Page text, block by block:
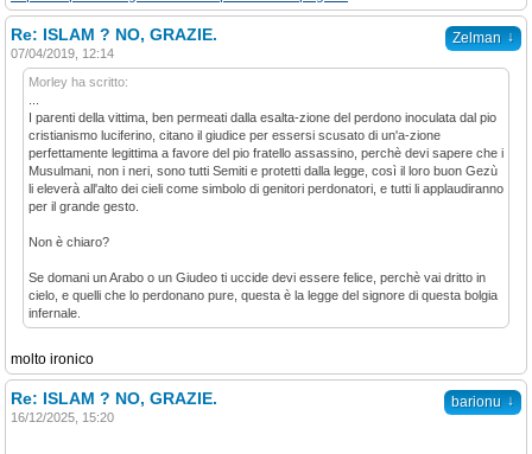
Zelman ↓
Re: ISLAM ? NO, GRAZIE.
07/04/2019, 12:14
Morley ha scritto:
I parenti della vittima, ben permeati dalla esalta-zione del perdono inoculata dal pio
cristianismo luciferino, citano il giudice per essersi scusato di un'a-zione
perfettamente legittima a favore del pio fratello assassino, perchè devi sapere che i
Musulmani, non i neri, sono tutti Semiti e protetti dalla legge, così il loro buon Gezù
li eleverà all'alto dei cieli come simbolo di genitori perdonatori, e tutti li applaudiranno
per il grande gesto.
Non è chiaro?
Se domani un Arabo o un Giudeo ti uccide devi essere felice, perchè vai dritto in
cielo, e quelli che lo perdonano pure, questa è la legge del signore di questa bolgia
infernale.
molto ironico
barionu ↓
Re: ISLAM ? NO, GRAZIE.
16/12/2025, 15:20